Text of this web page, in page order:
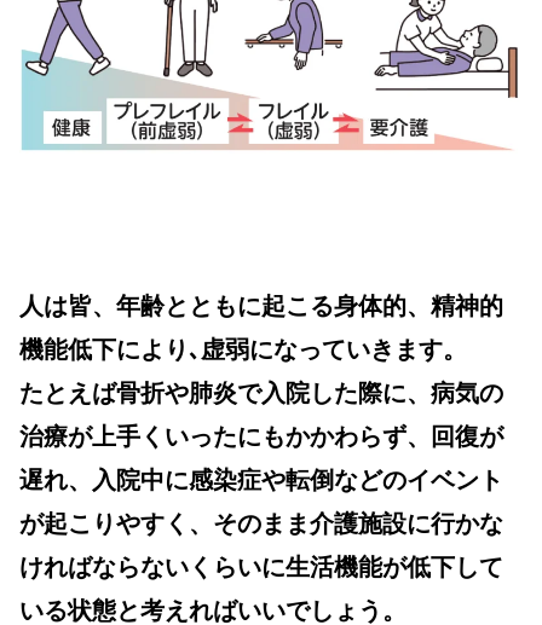
人は皆、年齢とともに起こる身体的、精神的
機能低下により､虚弱になっていきます。
たとえば骨折や肺炎で入院した際に、病気の
治療が上手くいったにもかかわらず、回復が
遅れ、入院中に感染症や転倒などのイベント
が起こりやすく、そのまま介護施設に行かな
ければならないくらいに生活機能が低下して
いる状態と考えればいいでしょう。